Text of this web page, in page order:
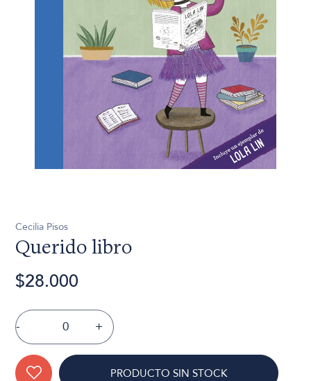
Cecilia Pisos
Querido libro
$28.000
- +
PRODUCTO SIN STOCK